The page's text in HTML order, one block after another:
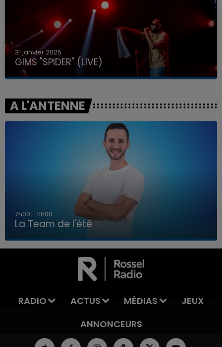
LA TEAM DE L'ÉTÉ
31 janvier 2025
GIMS "SPIDER" (LIVE)
A L'ANTENNE
7h00 - 11h00
La Team de l'été
RADIO ACTUS MÉDIAS
JEUX
ANNONCEURS